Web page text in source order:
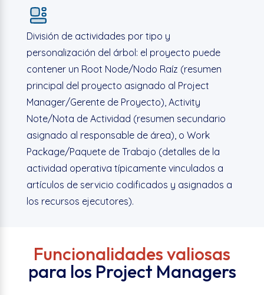
División de actividades por tipo y
personalización del árbol: el proyecto puede
contener un Root Node/Nodo Raíz (resumen
principal del proyecto asignado al Project
Manager/Gerente de Proyecto), Activity
Note/Nota de Actividad (resumen secundario
asignado al responsable de área), o Work
Package/Paquete de Trabajo (detalles de la
actividad operativa típicamente vinculados a
artículos de servicio codificados y asignados a
los recursos ejecutores).
Funcionalidades valiosas
para los Project Managers